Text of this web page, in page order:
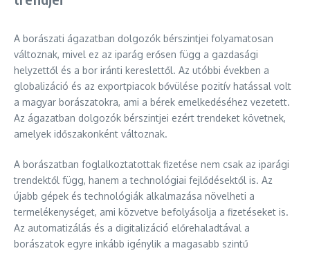
A borászati ágazatban dolgozók bérszintjei folyamatosan
változnak, mivel ez az iparág erősen függ a gazdasági
helyzettől és a bor iránti kereslettől. Az utóbbi években a
globalizáció és az exportpiacok bővülése pozitív hatással volt
a magyar borászatokra, ami a bérek emelkedéséhez vezetett.
Az ágazatban dolgozók bérszintjei ezért trendeket követnek,
amelyek időszakonként változnak.
A borászatban foglalkoztatottak fizetése nem csak az iparági
trendektől függ, hanem a technológiai fejlődésektől is. Az
újabb gépek és technológiák alkalmazása növelheti a
termelékenységet, ami közvetve befolyásolja a fizetéseket is.
Az automatizálás és a digitalizáció előrehaladtával a
borászatok egyre inkább igénylik a magasabb szintű